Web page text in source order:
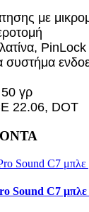
με
γρ
22.06, DOT
Sound C7 μπλε